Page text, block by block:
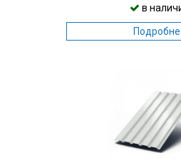
в